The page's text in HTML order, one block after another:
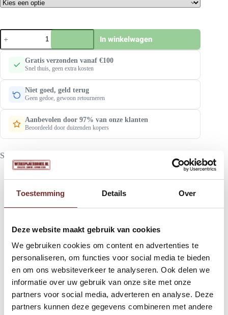
Toestemming Details Over
Deze website maakt gebruik van cookies
We gebruiken cookies om content en advertenties te
personaliseren, om functies voor social media te bieden
en om ons websiteverkeer te analyseren. Ook delen we
informatie over uw gebruik van onze site met onze
partners voor social media, adverteren en analyse. Deze
partners kunnen deze gegevens combineren met andere
Baak
Brooklyn
werkschoenen
In winkelwagen
Gratis verzonden vanaf €100
Snel thuis, geen extra kosten
Niet goed, geld terug
Geen gedoe, gewoon retourneren
Aanbevolen door 97% van onze klanten
Beoordeeld door duizenden kopers
SKU:
Beschrijving
Beoordelingen (0)